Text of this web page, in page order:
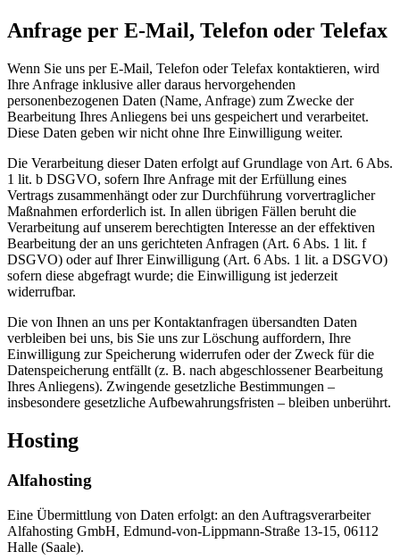
Anfrage per E-Mail, Telefon oder Telefax
Wenn Sie uns per E-Mail, Telefon oder Telefax kontaktieren, wird
Ihre Anfrage inklusive aller daraus hervorgehenden
personenbezogenen Daten (Name, Anfrage) zum Zwecke der
Bearbeitung Ihres Anliegens bei uns gespeichert und verarbeitet.
Diese Daten geben wir nicht ohne Ihre Einwilligung weiter.
Die Verarbeitung dieser Daten erfolgt auf Grundlage von Art. 6 Abs.
1 lit. b DSGVO, sofern Ihre Anfrage mit der Erfüllung eines
Vertrags zusammenhängt oder zur Durchführung vorvertraglicher
Maßnahmen erforderlich ist. In allen übrigen Fällen beruht die
Verarbeitung auf unserem berechtigten Interesse an der effektiven
Bearbeitung der an uns gerichteten Anfragen (Art. 6 Abs. 1 lit. f
DSGVO) oder auf Ihrer Einwilligung (Art. 6 Abs. 1 lit. a DSGVO)
sofern diese abgefragt wurde; die Einwilligung ist jederzeit
widerrufbar.
Die von Ihnen an uns per Kontaktanfragen übersandten Daten
verbleiben bei uns, bis Sie uns zur Löschung auffordern, Ihre
Einwilligung zur Speicherung widerrufen oder der Zweck für die
Datenspeicherung entfällt (z. B. nach abgeschlossener Bearbeitung
Ihres Anliegens). Zwingende gesetzliche Bestimmungen –
insbesondere gesetzliche Aufbewahrungsfristen – bleiben unberührt.
Hosting
Alfahosting
Eine Übermittlung von Daten erfolgt: an den Auftragsverarbeiter
Alfahosting GmbH, Edmund-von-Lippmann-Straße 13-15, 06112
Halle (Saale).